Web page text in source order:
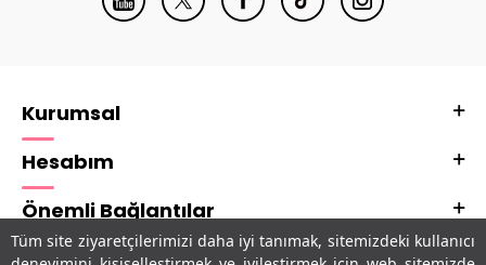
Tüm site ziyaretçilerimizi daha iyi tanımak, sitemizdeki kullanıcı
Kurumsal
Hesabım
Önemli Bağlantılar
Adres & İletişim